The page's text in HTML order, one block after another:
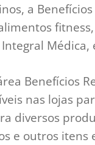
a
Benefícios
nas lojas
diversos
e outros itens